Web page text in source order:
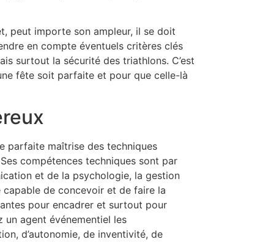
peut importe son ampleur, il se doit
en compte éventuels critères clés
surtout la sécurité des triathlons. C’est
fête soit parfaite et pour que celle-là
parfaite maîtrise des techniques
compétences techniques sont par
et de la psychologie, la gestion
de concevoir et de faire la
pour encadrer et surtout pour
un agent événementiel les
d’autonomie, de inventivité, de